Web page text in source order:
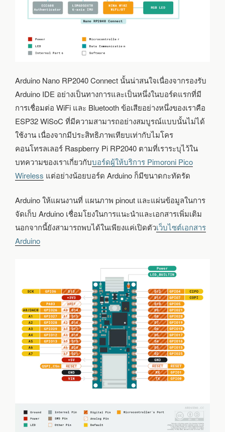
Arduino Nano RP2040 Connect นั้นน่าสนใจเนื่องจากรองรับ
Arduino IDE อย่างเป็นทางการและเป็นหนึ่งในบอร์ดแรกที่มี
การเชื่อมต่อ WiFi และ Bluetooth ข้อเสียอย่างหนึ่งของเราคือ
ESP32 WiSoC ที่มีความสามารถอย่างสมบูรณ์แบบนั้นไม่ได้
ใช้งาน เนื่องจากมีประสิทธิภาพเทียบเท่ากับไมโคร
คอนโทรลเลอร์ Raspberry Pi RP2040 ตามที่เราระบุไว้ใน
บทความของเราเกี่ยวกับบอร์ดผู้ให้บริการ Pimoroni Pico
Wireless แต่อย่างน้อยบอร์ด Arduino ก็มีขนาดกะทัดรัด
Arduino ให้แผนงานที่ แผนภาพ pinout และแผ่นข้อมูลในการ
จัดเก็บ Arduino เชื่อมโยงในการแนะนำและเอกสารเพิ่มเติม
นอกจากนี้ยังสามารถพบได้ในเพียงแค่เปิดตัวเว็บไซต์เอกสาร
Arduino